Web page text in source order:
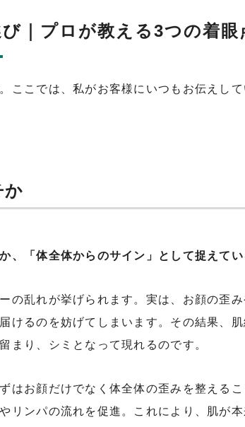
｜プロが教える3つの着眼
ここでは、私がお客様にいつもお伝えし
か
、「体全体からのサイン」として捉えて
の乱れが挙げられます。実は、お顔の歪み
けるのを妨げてしまいます。その結果、
まり、シミとなって現れるのです。
はお顔だけでなく体全体の歪みを整えるこ
リンパの流れを促進。これにより、肌が本